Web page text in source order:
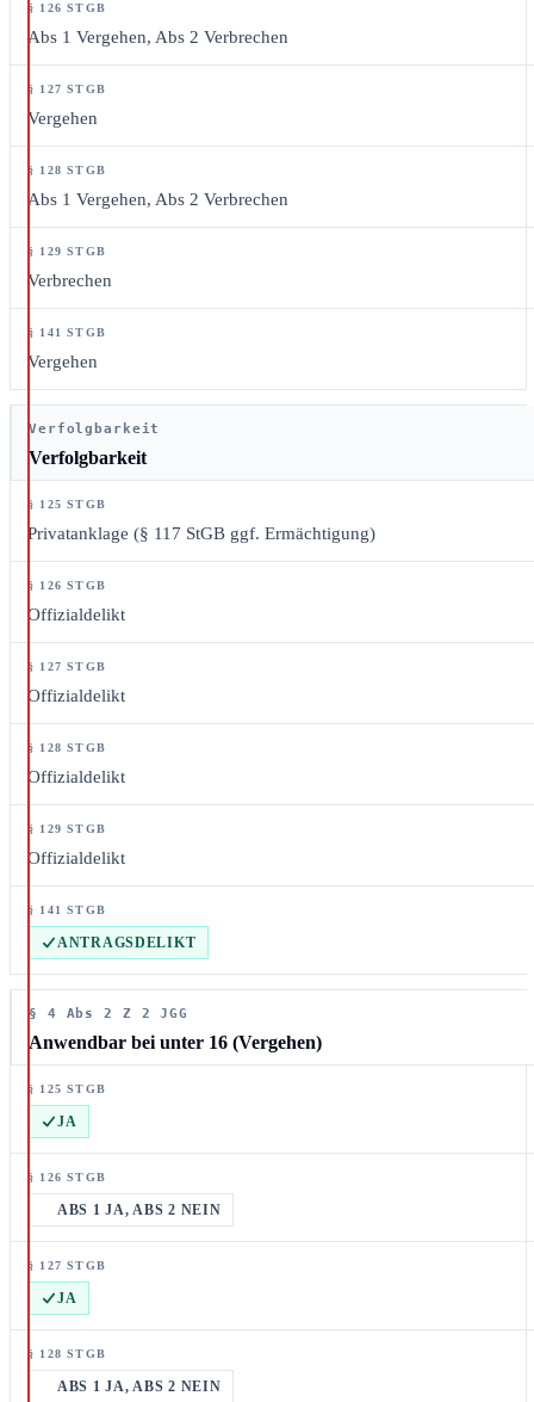
Abs 1 Vergehen, Abs 2 Verbrechen
Vergehen
Abs 1 Vergehen, Abs 2 Verbrechen
Verbrechen
Vergehen
Verfolgbarkeit
Verfolgbarkeit
Privatanklage (§ 117 StGB ggf. Ermächtigung)
Offizialdelikt
Offizialdelikt
Offizialdelikt
Offizialdelikt
ANTRAGSDELIKT
§ 4 Abs 2 Z 2 JGG
Anwendbar bei unter 16 (Vergehen)
JA
ABS 1 JA, ABS 2 NEIN
JA
ABS 1 JA, ABS 2 NEIN